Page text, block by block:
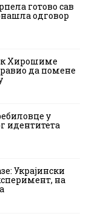
готово сав
одговор
Хирошиме
да помене
у
идентитета
Украјински
на